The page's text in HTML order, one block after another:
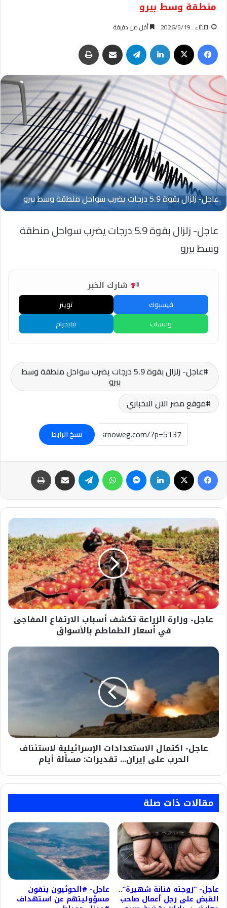
منطقة وسط بيرو
الثلاثاء : 2026/5/19 أقل من دقيقة
فيسبوك لينكدإن تيلقرام مشاركة عبر البريد
Oplus_131072
عاجل- زلزال بقوة 5.9 درجات يضرب سواحل منطقة
وسط بيرو
شارك الخبر
فيسبوك
تويتر
واتساب
تيليجرام
عاجل- زلزال بقوة 5.9 درجات يضرب سواحل منطقة وسط
بيرو
موقع مصر الآن الاخباري
نسخ الرابط
فيسبوك لينكدإن ماسنجر واتساب تيلقرام مشاركة عبر البريد
عاجل-
وزارة
الزراعة
تكشف
أسباب
الارتفاع
المفاجئ
في
أسعار
الطماطم
عاجل- وزارة الزراعة تكشف أسباب الارتفاع المفاجئ
في أسعار الطماطم بالأسواق
عاجل-
الاستعدادات
الإسرائيلية
لاستئناف
الحرب
على
إيران...
تقديرات:
مسألةعاجل- اكتمال الاستعدادات الإسرائيلية لاستئناف
الحرب على إيران... تقديرات: مسألة أيام
مقالات ذات صلة
عاجل- “زوجته فنانة شهيرة”..
القبض على رجل أعمال صاحب
عاجل- #الحوثيون ينفون
مسؤوليتهم عن استهداف